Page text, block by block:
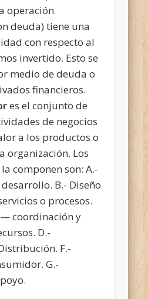
operación
deuda) tiene una
con respecto al
invertido. Esto se
medio de deuda o
financieros.
es el conjunto de
de negocios
a los productos o
organización. Los
componen son: A.-
B.- Diseño
o procesos.
coordinación y
D.-
F.-
G.-